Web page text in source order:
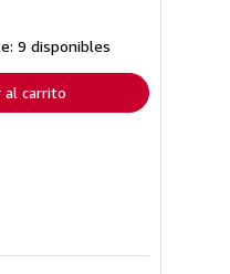
tarifas
de
envío
9 disponibles
al carrito